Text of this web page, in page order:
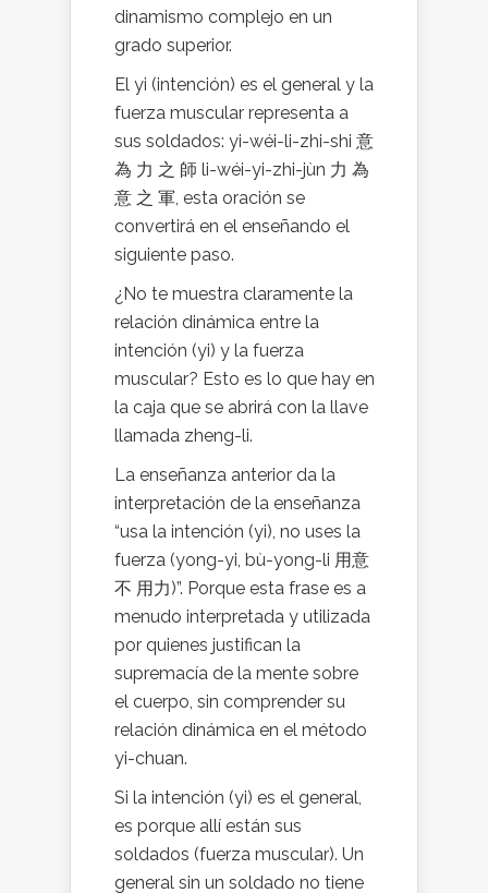
dinamismo complejo en un
grado superior.
El yi (intención) es el general y la
fuerza muscular representa a
sus soldados: yi-wéi-li-zhi-shi 意
為 力 之 師 li-wéi-yi-zhi-jùn 力 為
意 之 軍, esta oración se
convertirá en el enseñando el
siguiente paso.
¿No te muestra claramente la
relación dinámica entre la
intención (yi) y la fuerza
muscular? Esto es lo que hay en
la caja que se abrirá con la llave
llamada zheng-li.
La enseñanza anterior da la
interpretación de la enseñanza
“usa la intención (yi), no uses la
fuerza (yong-yi, bù-yong-li 用意
不 用力)”. Porque esta frase es a
menudo interpretada y utilizada
por quienes justifican la
supremacía de la mente sobre
el cuerpo, sin comprender su
relación dinámica en el método
yi-chuan.
Si la intención (yi) es el general,
es porque allí están sus
soldados (fuerza muscular). Un
general sin un soldado no tiene